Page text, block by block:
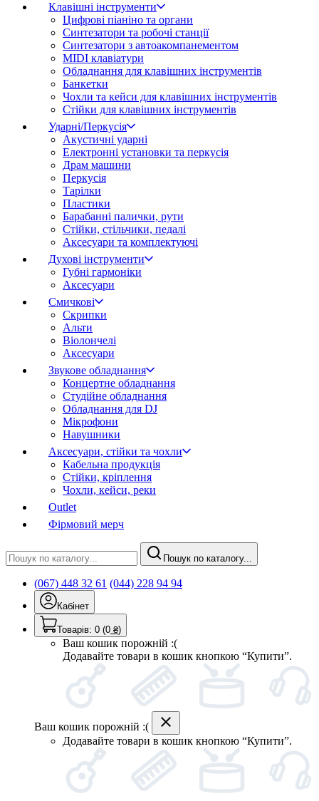
Клавішні інструменти
Цифрові піаніно та органи
Синтезатори та робочі станції
Синтезатори з автоакомпанементом
MIDI клавіатури
Обладнання для клавішних інструментів
Банкетки
Чохли та кейси для клавішних інструментів
Стійки для клавішних інструментів
Ударні/Перкусія
Акустичні ударні
Електронні установки та перкусія
Драм машини
Перкусія
Тарілки
Пластики
Барабанні палички, рути
Стійки, стільчики, педалі
Аксесуари та комплектуючі
Духові інструменти
Губні гармоніки
Аксесуари
Смичкові
Скрипки
Альти
Віолончелі
Аксесуари
Звукове обладнання
Концертне обладнання
Студійне обладнання
Обладнання для DJ
Мікрофони
Навушники
Аксесуари, стійки та чохли
Кабельна продукція
Стійки, кріплення
Чохли, кейси, реки
Outlet
Фірмовий мерч
Пошук по каталогу...
(067) 448 32 61 (044) 228 94 94
Кабінет
Товарів: 0 (0 ₴)
Ваш кошик порожній :(
Додавайте товари в кошик кнопкою “Купити”.
Ваш кошик порожній :(
Додавайте товари в кошик кнопкою “Купити”.